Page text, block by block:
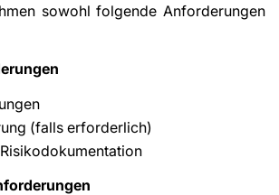
sowohl folgende Anforderungen
(falls erforderlich)